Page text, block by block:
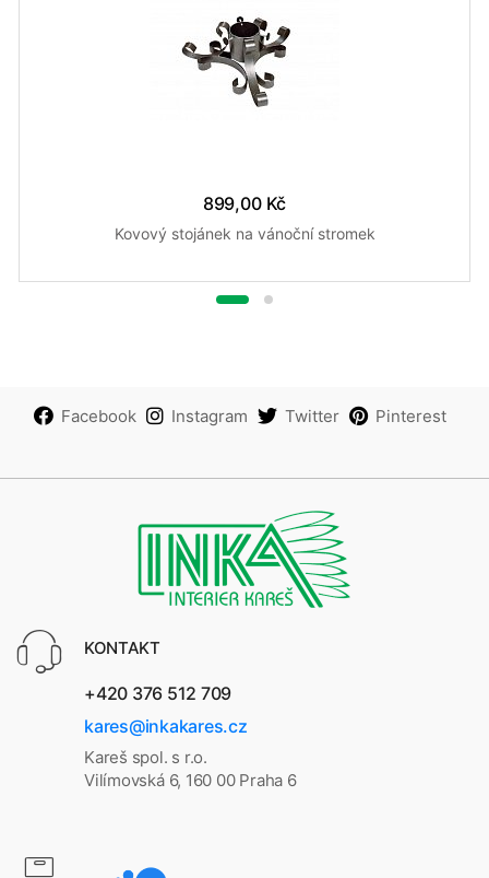
899,00 Kč
Kovový stojánek na vánoční stromek
Facebook Instagram Twitter Pinterest
KONTAKT
+420 376 512 709
kares@inkakares.cz
Kareš spol. s r.o.
Vilímovská 6, 160 00 Praha 6